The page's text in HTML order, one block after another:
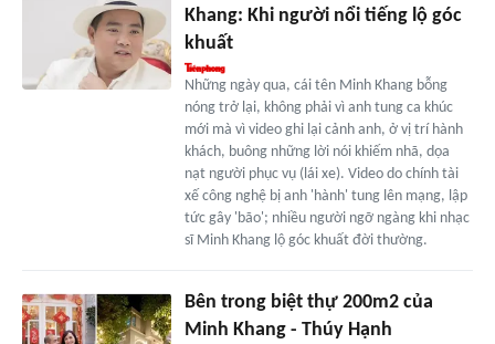
Khang: Khi người nổi tiếng lộ góc
khuất
Những ngày qua, cái tên Minh Khang bỗng
nóng trở lại, không phải vì anh tung ca khúc
mới mà vì video ghi lại cảnh anh, ở vị trí hành
khách, buông những lời nói khiếm nhã, dọa
nạt người phục vụ (lái xe). Video do chính tài
xế công nghệ bị anh 'hành' tung lên mạng, lập
tức gây 'bão'; nhiều người ngỡ ngàng khi nhạc
sĩ Minh Khang lộ góc khuất đời thường.
Bên trong biệt thự 200m2 của
Minh Khang - Thúy Hạnh